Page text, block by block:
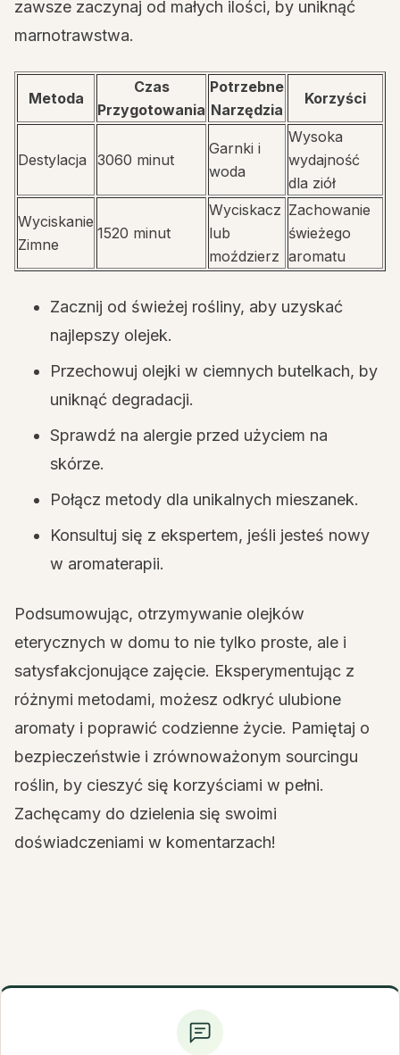
zawsze zaczynaj od małych ilości, by uniknąć
marnotrawstwa.
Metoda
Czas
Przygotowania
Potrzebne
Narzędzia
Korzyści
Destylacja 3060 minut
Garnki i
woda
Wysoka
wydajność
dla ziół
Wyciskanie
Zimne
1520 minut
Wyciskacz
lub
moździerz
Zachowanie
świeżego
aromatu
Zacznij od świeżej rośliny, aby uzyskać
najlepszy olejek.
Przechowuj olejki w ciemnych butelkach, by
uniknąć degradacji.
Sprawdź na alergie przed użyciem na
skórze.
Połącz metody dla unikalnych mieszanek.
Konsultuj się z ekspertem, jeśli jesteś nowy
w aromaterapii.
Podsumowując, otrzymywanie olejków
eterycznych w domu to nie tylko proste, ale i
satysfakcjonujące zajęcie. Eksperymentując z
różnymi metodami, możesz odkryć ulubione
aromaty i poprawić codzienne życie. Pamiętaj o
bezpieczeństwie i zrównoważonym sourcingu
roślin, by cieszyć się korzyściami w pełni.
Zachęcamy do dzielenia się swoimi
doświadczeniami w komentarzach!